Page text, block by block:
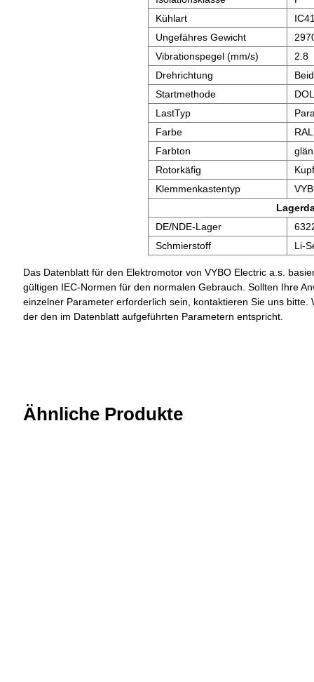
Kühlart
Ungefähres Gewicht
Vibrationspegel (mm/s)
2.8
Drehrichtung
Startmethode
LastTyp
Farbe
Farbton
Rotorkäfig
Klemmenkastentyp
DE/NDE-Lager
Schmierstoff
Li-
Das Datenblatt für den Elektromotor von VYBO Electric a.s.
gültigen IEC-Normen für den normalen Gebrauch. Sollten Ihre
einzelner Parameter erforderlich sein, kontaktieren Sie uns
der den im Datenblatt aufgeführten Parametern entspricht.
Ähnliche Produkte